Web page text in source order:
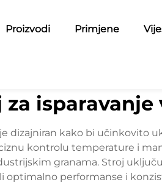
Proizvodi Primjene
za isparavanje
dizajniran kako bi učinkovito
kontrolu temperature i
granama. Stroj
performanse i